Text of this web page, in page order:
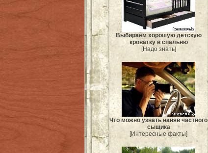
Выбираем хорошую детскую
кроватку в спальню
[Надо знать]
Что можно узнать наняв частного
сыщика
[Интересные факты]